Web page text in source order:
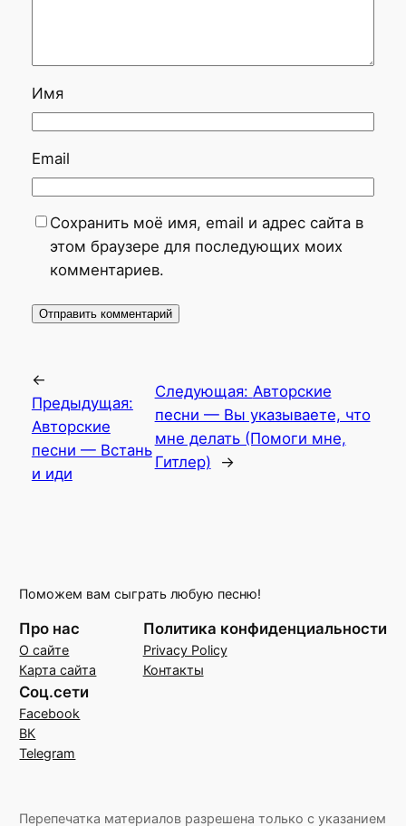
Имя
Email
Сохранить моё имя, email и адрес сайта в
этом браузере для последующих моих
комментариев.
←
Предыдущая:
Авторские
песни — Встань
и иди
Следующая: Авторские
песни — Вы указываете, что
мне делать (Помоги мне,
Гитлер)
→
Поможем вам сыграть любую песню!
Про нас
О сайте
Карта сайта
Политика конфиденциальности
Privacy Policy
Контакты
Соц.сети
Facebook
ВК
Telegram
Перепечатка материалов разрешена только с указанием